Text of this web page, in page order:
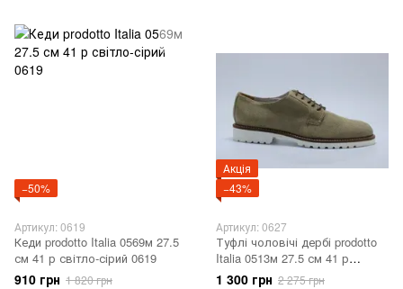
−50%
Артикул: 0619
Кеди prodotto Italia 0569м 27.5
см 41 р світло-сірий 0619
910 грн 1 820 грн
Акція
−43%
Артикул: 0627
Туфлі чоловічі дербі prodotto
Italia 0513м 27.5 см 41 р
світло-сірий 0627
1 300 грн 2 275 грн